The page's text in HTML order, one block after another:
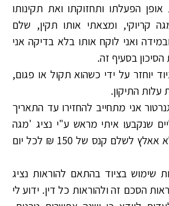
הפעלתו ותחזוקתו ואת תקינותו
קריוקי, ומצאתי אותו תקין, שלם
ואני לוקח אותו בלא בדיקה אני
בסעיף זה.
יוחזר על ידי כשהוא תקול או פגום,
עלות התיקון.
אני מתחייב להחזירו עד התאריך
שנקבעו איתי מראש ע"י נציג 'מגה
קריוקי'. במידה ולא אאלץ לשלם קנס של 150 ₪ לכל יום
שימוש בציוד בהתאם להוראות נציג
הסכם זה ולהוראות כל דין. ידוע לי